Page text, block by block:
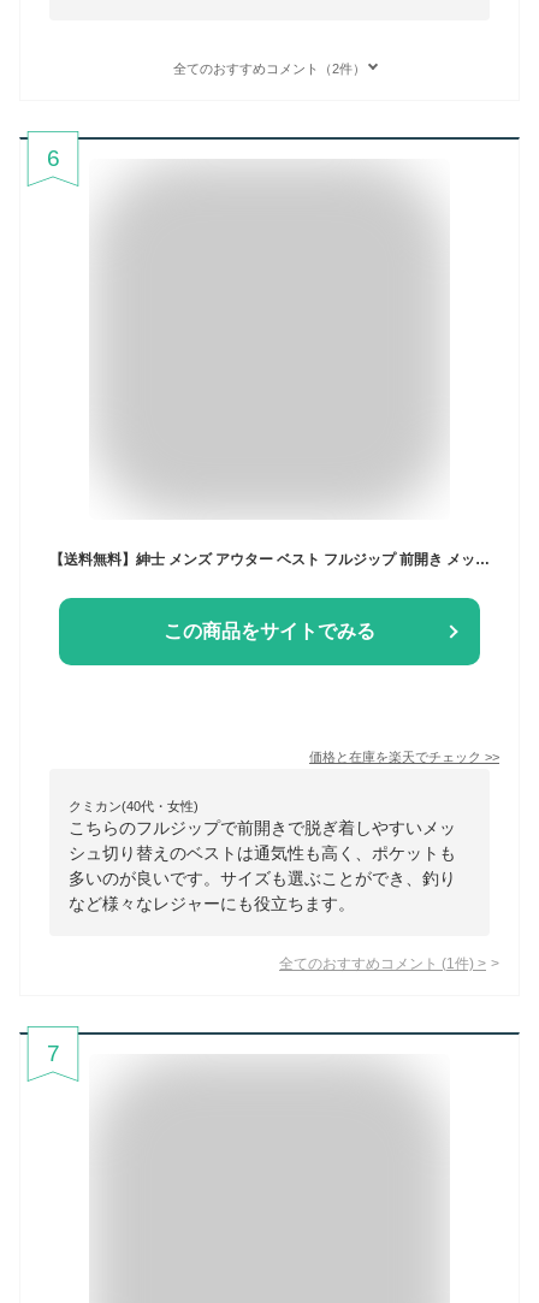
全てのおすすめコメント（2件）
6
【送料無料】紳士 メンズ アウター ベスト フルジップ 前開き メッシュ切替 通気性 多機能ポケット 無地 M L LL yg-1260【メール便対応】
この商品をサイトでみる
価格と在庫を楽天でチェック >>
クミカン(40代・女性)
こちらのフルジップで前開きで脱ぎ着しやすいメッ
シュ切り替えのベストは通気性も高く、ポケットも
多いのが良いです。サイズも選ぶことができ、釣り
など様々なレジャーにも役立ちます。
全てのおすすめコメント (1 件) >
7